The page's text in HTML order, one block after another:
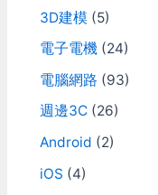
3D建模 (5)
電子電機(24)
電腦網路 (93)
週邊3C(26)
Android (2)
iOS (4)